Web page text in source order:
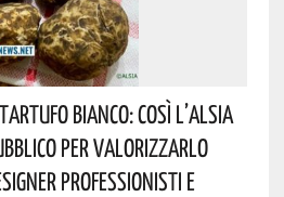
Bianco: Così L’Alsia
Per Valorizzarlo
Professionisti E